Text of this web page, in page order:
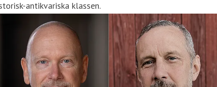
antikvariska klassen.